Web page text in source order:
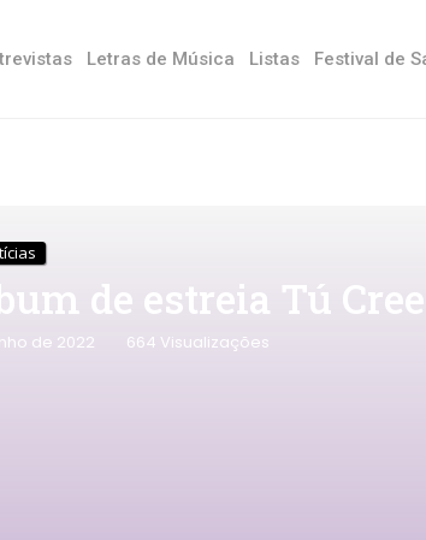
Letras de Música Listas Festival de
de estreia Tú
de 2022 664 Visualizações